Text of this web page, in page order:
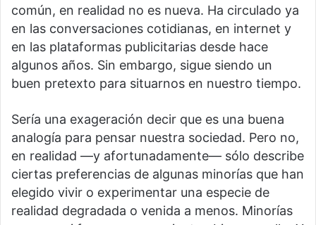
común, en realidad no es nueva. Ha circulado ya
en las conversaciones cotidianas, en internet y
en las plataformas publicitarias desde hace
algunos años. Sin embargo, sigue siendo un
buen pretexto para situarnos en nuestro tiempo.
Sería una exageración decir que es una buena
analogía para pensar nuestra sociedad. Pero no,
en realidad ―y afortunadamente― sólo describe
ciertas preferencias de algunas minorías que han
elegido vivir o experimentar una especie de
realidad degradada o venida a menos. Minorías